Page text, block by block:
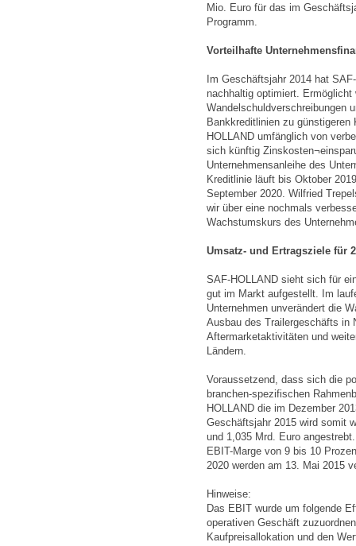
Mio. Euro für das im
Programm.
Vorteilhafte
Im Geschäftsjahr 2014 hat
nachhaltig optimiert.
Wandelschuldverschreibungen
Bankkreditlinien zu
HOLLAND umfänglich von
sich künftig
Unternehmensanleihe des
Kreditlinie läuft bis Oktober
September 2020. Wilfried
wir über eine nochmals
Wachstumskurs des
Umsatz- und Ertragsziele für
SAF-HOLLAND sieht sich für
gut im Markt aufgestellt. Im
Unternehmen unverändert die
Ausbau des Trailergeschäfts in
Aftermarketaktivitäten und
Ländern.
Voraussetzend, dass sich die
branchen-spezifischen
HOLLAND die im Dezember
Geschäftsjahr 2015 wird somit
und 1,035 Mrd. Euro
EBIT-Marge von 9 bis 10
2020 werden am 13. Mai 2015
Hinweise:
Das EBIT wurde um folgende
operativen Geschäft
Kaufpreisallokation und den